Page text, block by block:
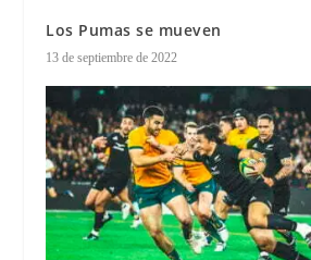
Los Pumas se mueven
13 de septiembre de 2022